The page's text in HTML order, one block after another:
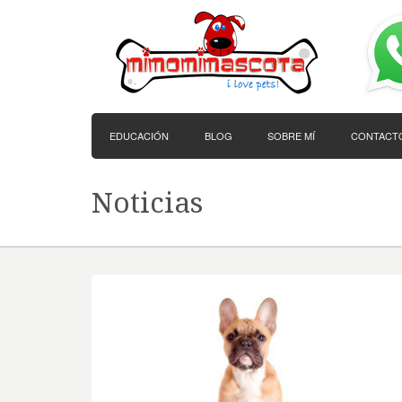
EDUCACIÓN BLOG SOBRE MÍ
Noticias